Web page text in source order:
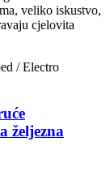
veliko iskustvo,
cjelovita
željezna